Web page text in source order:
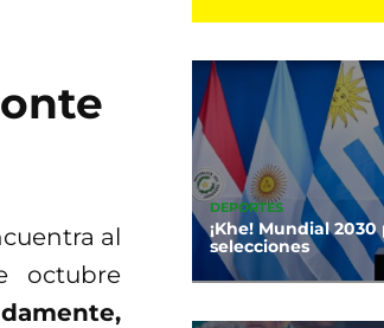
al
octubre
DEPORTES
¡Khe! Mundial
selecciones